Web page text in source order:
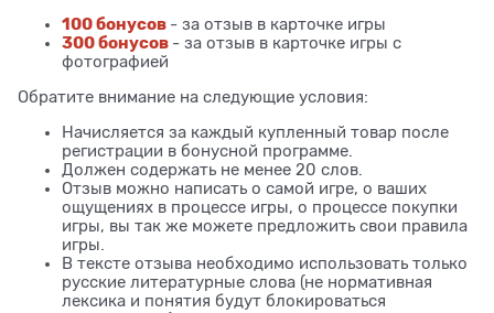
100 бонусов - за отзыв в карточке игры
300 бонусов - за отзыв в карточке игры с
фотографией
Обратите внимание на следующие условия:
Начисляется за каждый купленный товар после
регистрации в бонусной программе.
Должен содержать не менее 20 слов.
Отзыв можно написать о самой игре, о ваших
ощущениях в процессе игры, о процессе покупки
игры, вы так же можете предложить свои правила
игры.
В тексте отзыва необходимо использовать только
русские литературные слова (не нормативная
лексика и понятия будут блокироваться